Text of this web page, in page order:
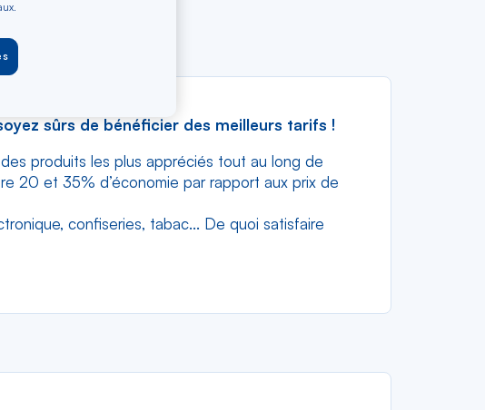
sûrs de bénéficier des meilleurs tarifs !
produits les plus appréciés tout au long de
20 et 35% d’économie par rapport aux prix de
confiseries, tabac... De quoi satisfaire